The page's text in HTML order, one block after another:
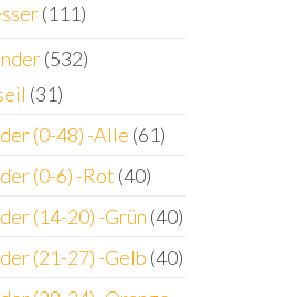
(111)
(532)
(31)
(0-48) -Alle (61)
(0-6) -Rot (40)
(14-20) -Grün (40)
(21-27) -Gelb (40)